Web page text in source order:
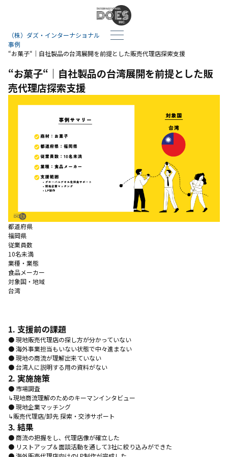
（株）ダズ・インターナショナル
事例
“お菓子“｜自社製品の台湾展開を前提とした販売代理店探索支援
“お菓子“｜自社製品の台湾展開を前提とした販
売代理店探索支援
都道府県
福岡県
従業員数
10名未満
業種・業態
食品メーカー
対象国・地域
台湾
1. 支援前の課題
● 現地販売代理店の探し方が分かっていない
● 海外事業担当もいない状態で中々進まない
● 現地の商流が理解出来ていない
● 台湾人に説明する用の資料がない
2. 実施施策
● 市場調査
↳現地商流理解のためのキーマンインタビュー
● 現地企業マッチング
↳販売代理店/卸先 探索・交渉サポート
3. 結果
● 商流の把握をし、代理店像が確立した
● リストアップ＆面談活動を通して3社に絞り込みができた